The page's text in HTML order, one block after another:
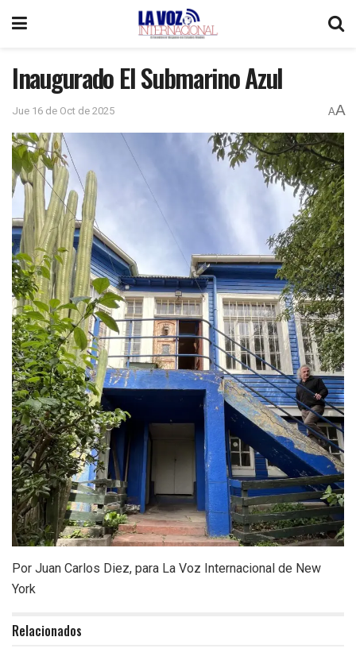
Inaugurado El Submarino Azul
Jue 16 de Oct de 2025 AA
Por Juan Carlos Diez, para La Voz Internacional de New
York
Relacionados